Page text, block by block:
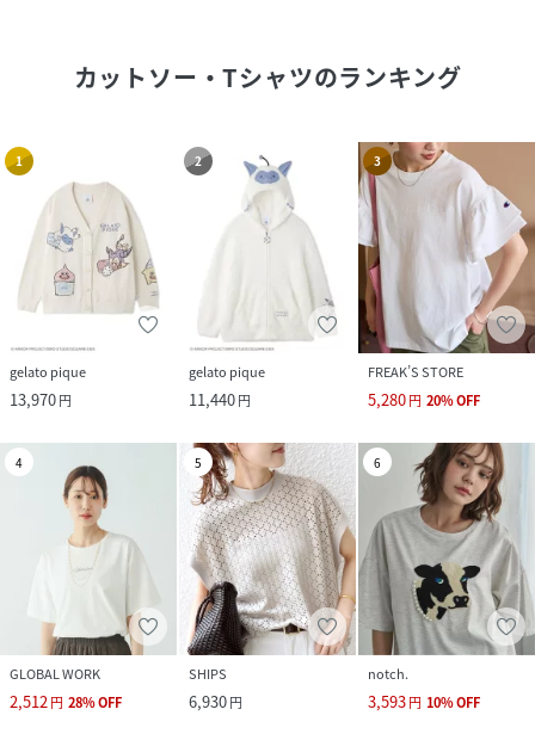
カットソー・Tシャツのランキング
1
gelato pique
13,970円
2
gelato pique
11,440円
3
FREAK’S STORE
5,280円 20%OFF
4
GLOBAL WORK
2,512円 28%OFF
5
SHIPS
6,930円
6
notch.
3,593円 10%OFF